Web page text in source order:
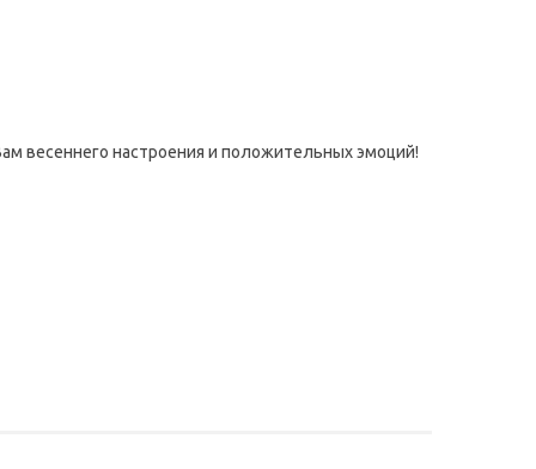
весеннего настроения и положительных эмоций!